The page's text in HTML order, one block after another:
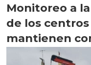
Monitoreo a
de los
mantienen